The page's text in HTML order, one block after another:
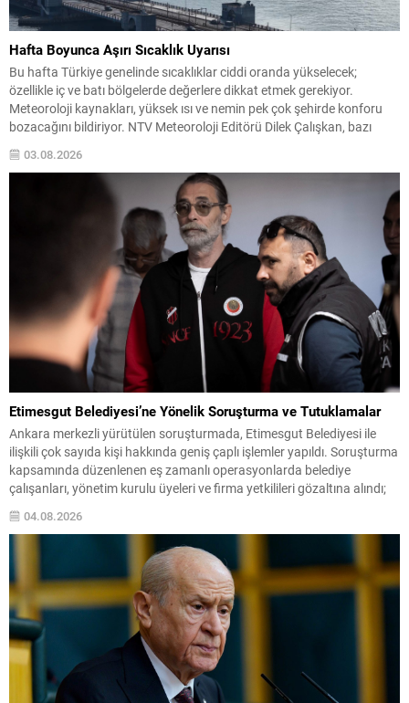
Hafta Boyunca Aşırı Sıcaklık Uyarısı
Bu hafta Türkiye genelinde sıcaklıklar ciddi oranda yükselecek;
özellikle iç ve batı bölgelerde değerlere dikkat etmek gerekiyor.
Meteoroloji kaynakları, yüksek ısı ve nemin pek çok şehirde konforu
bozacağını bildiriyor. NTV Meteoroloji Editörü Dilek Çalışkan, bazı
bölgelerde geçmiş rekorların görülebileceğini belirtti ve vatandaşları
önlem almaya çağırdı. Beklenen Hava ve Yangın Riski...
03.08.2026
Etimesgut Belediyesi’ne Yönelik Soruşturma ve Tutuklamalar
Ankara merkezli yürütülen soruşturmada, Etimesgut Belediyesi ile
ilişkili çok sayıda kişi hakkında geniş çaplı işlemler yapıldı. Soruşturma
kapsamında düzenlenen eş zamanlı operasyonlarda belediye
çalışanları, yönetim kurulu üyeleri ve firma yetkilileri gözaltına alındı;
bazı adres ve iş yerlerinde arama-el koyma işlemleri gerçekleştirildi.
İçişleri Bakanlığı, tutuklanan belediye başkanı hakkında geçici
04.08.2026